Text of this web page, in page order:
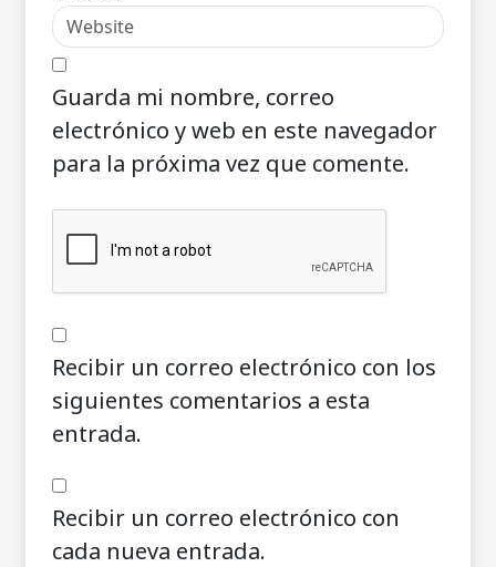
Guarda mi nombre, correo
electrónico y web en este navegador
para la próxima vez que comente.
Recibir un correo electrónico con los
siguientes comentarios a esta
entrada.
Recibir un correo electrónico con
cada nueva entrada.